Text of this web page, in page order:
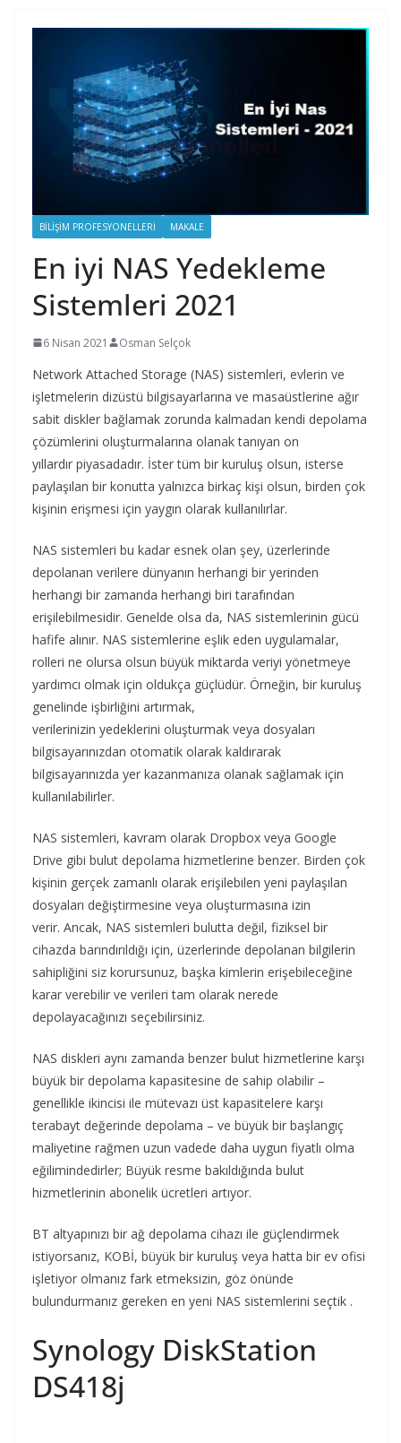
BILIŞIM PROFESYONELLERI MAKALE
En iyi NAS Yedekleme
Sistemleri 2021
6 Nisan 2021 Osman Selçok
Network Attached Storage (NAS) sistemleri, evlerin ve
işletmelerin dizüstü bilgisayarlarına ve masaüstlerine ağır
sabit diskler bağlamak zorunda kalmadan kendi depolama
çözümlerini oluşturmalarına olanak tanıyan on
yıllardır piyasadadır. İster tüm bir kuruluş olsun, isterse
paylaşılan bir konutta yalnızca birkaç kişi olsun, birden çok
kişinin erişmesi için yaygın olarak kullanılırlar.
NAS sistemleri bu kadar esnek olan şey, üzerlerinde
depolanan verilere dünyanın herhangi bir yerinden
herhangi bir zamanda herhangi biri tarafından
erişilebilmesidir. Genelde olsa da, NAS sistemlerinin gücü
hafife alınır. NAS sistemlerine eşlik eden uygulamalar,
rolleri ne olursa olsun büyük miktarda veriyi yönetmeye
yardımcı olmak için oldukça güçlüdür. Örneğin, bir kuruluş
genelinde işbirliğini artırmak,
verilerinizin yedeklerini oluşturmak veya dosyaları
bilgisayarınızdan otomatik olarak kaldırarak
bilgisayarınızda yer kazanmanıza olanak sağlamak için
kullanılabilirler.
NAS sistemleri, kavram olarak Dropbox veya Google
Drive gibi bulut depolama hizmetlerine benzer. Birden çok
kişinin gerçek zamanlı olarak erişilebilen yeni paylaşılan
dosyaları değiştirmesine veya oluşturmasına izin
verir. Ancak, NAS sistemleri bulutta değil, fiziksel bir
cihazda barındırıldığı için, üzerlerinde depolanan bilgilerin
sahipliğini siz korursunuz, başka kimlerin erişebileceğine
karar verebilir ve verileri tam olarak nerede
depolayacağınızı seçebilirsiniz.
NAS diskleri aynı zamanda benzer bulut hizmetlerine karşı
büyük bir depolama kapasitesine de sahip olabilir –
genellikle ikincisi ile mütevazı üst kapasitelere karşı
terabayt değerinde depolama – ve büyük bir başlangıç ​​
maliyetine rağmen uzun vadede daha uygun fiyatlı olma
eğilimindedirler; Büyük resme bakıldığında bulut
hizmetlerinin abonelik ücretleri artıyor.
BT altyapınızı bir ağ depolama cihazı ile güçlendirmek
istiyorsanız, KOBİ, büyük bir kuruluş veya hatta bir ev ofisi
işletiyor olmanız fark etmeksizin, göz önünde
bulundurmanız gereken en yeni NAS sistemlerini seçtik .
Synology DiskStation
DS418j